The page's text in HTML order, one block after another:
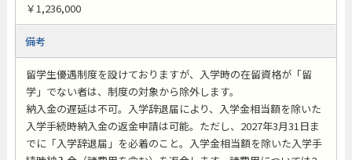
￥1,236,000
備考
留学生優遇制度を設けておりますが、入学時の在留資格が「留
学」でない者は、制度の対象から除外します。
納入金の遅延は不可。入学辞退届により、入学金相当額を除いた
入学手続時納入金の返金申請は可能。ただし、2027年3月31日ま
でに「入学辞退届」を必着のこと。入学金相当額を除いた入学手